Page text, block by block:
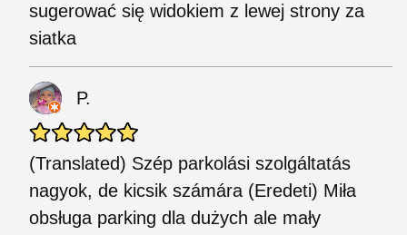
sugerować się widokiem z lewej strony za
siatka
P.
(Translated) Szép parkolási szolgáltatás
nagyok, de kicsik számára (Eredeti) Miła
obsługa parking dla dużych ale mały